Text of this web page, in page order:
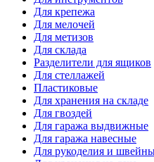
Для крепежа
Для мелочей
Для метизов
Для склада
Разделители для ящиков
Для стеллажей
Пластиковые
Для хранения на складе
Для гвоздей
Для гаража выдвижные
Для гаража навесные
Для рукоделия и